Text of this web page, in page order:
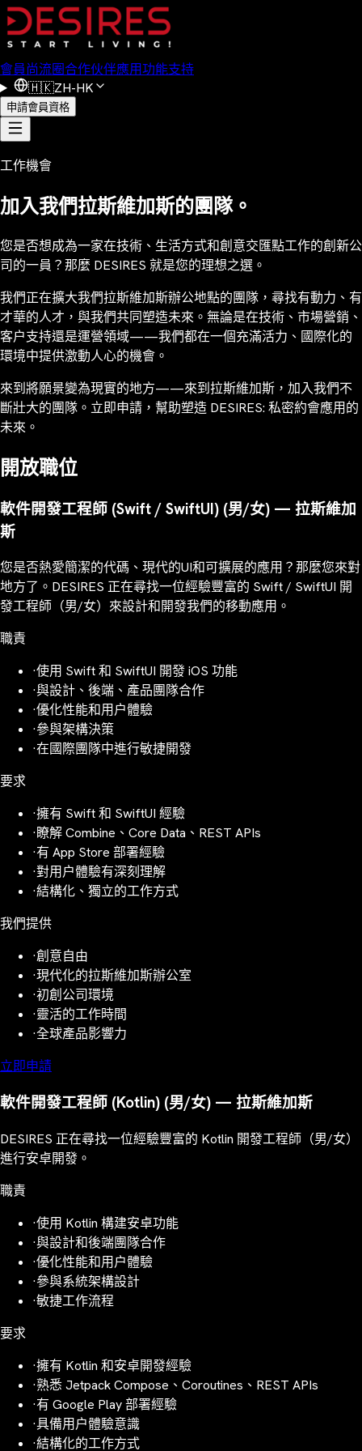
會員尚流圈合作伙伴應用功能支持
🇭🇰ZH-HK
申請會員資格
工作機會
加入我們拉斯維加斯的團隊。
您是否想成為一家在技術、生活方式和創意交匯點工作的創新公
司的一員？那麼 DESIRES 就是您的理想之選。
我們正在擴大我們拉斯維加斯辦公地點的團隊，尋找有動力、有
才華的人才，與我們共同塑造未來。無論是在技術、市場營銷、
客户支持還是運營領域——我們都在一個充滿活力、國際化的
環境中提供激動人心的機會。
來到將願景變為現實的地方——來到拉斯維加斯，加入我們不
斷壯大的團隊。立即申請，幫助塑造 DESIRES: 私密約會應用的
未來。
開放職位
軟件開發工程師 (Swift / SwiftUI) (男/女) — 拉斯維加
斯
您是否熱愛簡潔的代碼、現代的UI和可擴展的應用？那麼您來對
地方了。DESIRES 正在尋找一位經驗豐富的 Swift / SwiftUI 開
發工程師（男/女）來設計和開發我們的移動應用。
職責
·使用 Swift 和 SwiftUI 開發 iOS 功能
·與設計、後端、產品團隊合作
·優化性能和用户體驗
·參與架構決策
·在國際團隊中進行敏捷開發
要求
·擁有 Swift 和 SwiftUI 經驗
·瞭解 Combine、Core Data、REST APIs
·有 App Store 部署經驗
·對用户體驗有深刻理解
·結構化、獨立的工作方式
我們提供
·創意自由
·現代化的拉斯維加斯辦公室
·初創公司環境
·靈活的工作時間
·全球產品影響力
立即申請
軟件開發工程師 (Kotlin) (男/女) — 拉斯維加斯
DESIRES 正在尋找一位經驗豐富的 Kotlin 開發工程師（男/女）
進行安卓開發。
職責
·使用 Kotlin 構建安卓功能
·與設計和後端團隊合作
·優化性能和用户體驗
·參與系統架構設計
·敏捷工作流程
要求
·擁有 Kotlin 和安卓開發經驗
·熟悉 Jetpack Compose、Coroutines、REST APIs
·有 Google Play 部署經驗
·具備用户體驗意識
·結構化的工作方式